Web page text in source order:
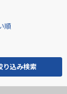
り込み検索
順